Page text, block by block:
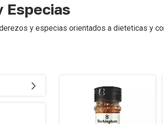
Especias
y especias orientados a dieteticas y